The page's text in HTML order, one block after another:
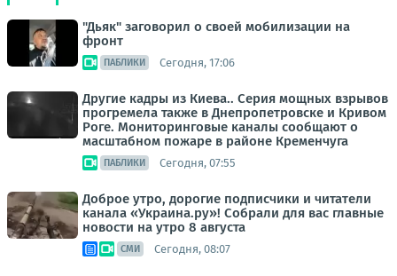
"Дьяк" заговорил о своей мобилизации на
фронт
ПАБЛИКИ Сегодня, 17:06
Другие кадры из Киева.. Серия мощных взрывов
прогремела также в Днепропетровске и Кривом
Роге. Мониторинговые каналы сообщают о
масштабном пожаре в районе Кременчуга
ПАБЛИКИ Сегодня, 07:55
Доброе утро, дорогие подписчики и читатели
канала «Украина.ру»! Собрали для вас главные
новости на утро 8 августа
СМИ Сегодня, 08:07